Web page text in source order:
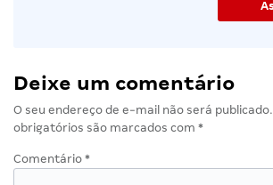
Deixe um comentário
O seu endereço de e-mail não será publicado.
obrigatórios são marcados com *
Comentário *